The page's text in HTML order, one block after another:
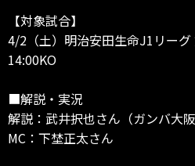
【対象試合】
4/2（土）明治安田生命J1リー
14:00KO
■解説・実況
解説：武井択也さん（ガンバ大阪
MC：下埜正太さん